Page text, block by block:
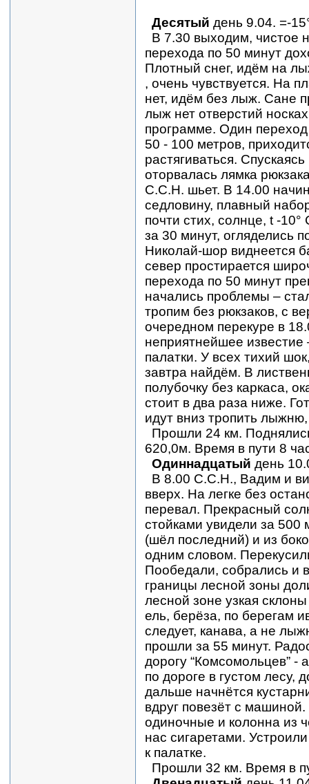
Десятый день 9.04. =-
В 7.30 выходим, чистое
перехода по 50 минут
Плотный снег, идём на
, очень чувствуется. На
нет, идём без лыж. Сане
лыж нет отверстий
программе. Один
50 - 100 метров,
растягиваться.
оторвалась лямка
С.С.Н. шьет. В 14.00
седловину, плавный
почти стих, солнце, t -
за 30 минут, огляделись
Николай-шор виднеется
север простирается
перехода по 50 минут
начались проблемы –
тропим без рюкзаков, с
очередном перекуре в
неприятнейшее известие
палатки. У всех тихий
завтра найдём. В
полубочку без каркаса,
стоит в два раза ниже.
идут вниз тропить
Прошли 24 км.
620,0м. Время в пути 8
Одиннадцатый день
В 8.00 С.С.Н., Вадим и
вверх. На легке без
перевал. Прекрасный
стойками увидели за
(шёл последний) и из
одним словом.
Пообедали, собрались и
границы лесной зоны
лесной зоне узкая
ель, берёза, по берегам
следует, канава, а не
прошли за 55 минут.
дорогу “Комсомольцев”
по дороге в густом лесу,
дальше начнётся
вдруг повезёт с
одиночные и колонна из
нас сигаретами.
к палатке.
Прошли 32 км. Время в